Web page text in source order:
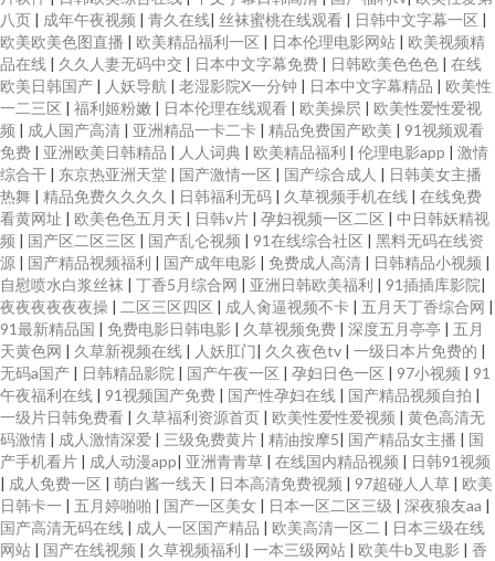
八页 | 成年午夜视频 | 青久在线| 丝袜蜜桃在线观看 | 日韩中文字幕一区 |
欧美欧美色图直播 | 欧美精品福利一区 | 日本伦理电影网站 | 欧美视频精
品在线 | 久久人妻无码中交 | 日本中文字幕免费 | 日韩欧美色色色 | 在线
欧美日韩国产 | 人妖导航 | 老湿影院X一分钟 | 日本中文字幕精品 | 欧美性
一二三区 | 福利姬粉嫩 | 日本伦理在线观看 | 欧美操屄 | 欧美性爱性爱视
频 | 成人国产高清 | 亚洲精品一卡二卡 | 精品免费国产欧美 | 91视频观看
免费 | 亚洲欧美日韩精品 | 人人词典 | 欧美精品福利 | 伦理电影app | 激情
综合干 | 东京热亚洲天堂 | 国产激情一区 | 国产综合成人 | 日韩美女主播
热舞 | 精品免费久久久久 | 日韩福利无码 | 久草视频手机在线 | 在线免费
看黄网址 | 欧美色色五月天 | 日韩v片 | 孕妇视频一区二区 | 中日韩妖精视
频 | 国产区二区三区 | 国产乱仑视频 | 91在线综合社区 | 黑料无码在线资
源 | 国产精品视频福利 | 国产成年电影 | 免费成人高清 | 日韩精品小视频 |
自慰喷水白浆丝袜 | 丁香5月综合网 | 亚洲日韩欧美福利 | 91插插库影院|
夜夜夜夜夜夜操 | 二区三区四区 | 成人肏逼视频不卡 | 五月天丁香综合网 |
91最新精品国 | 免费电影日韩电影 | 久草视频免费 | 深度五月亭亭 | 五月
天黄色网 | 久草新视频在线 | 人妖肛门| 久久夜色tv | 一级日本片免费的 |
无码a国产 | 日韩精品影院 | 国产午夜一区 | 孕妇日色一区 | 97小视频 | 91
午夜福利在线 | 91视频国产免费 | 国产性孕妇在线 | 国产精品视频自拍 |
一级片日韩免费看 | 久草福利资源首页 | 欧美性爱性爱视频 | 黄色高清无
码激情 | 成人激情深爱 | 三级免费黄片 | 精油按摩5| 国产精品女主播 | 国
产手机看片 | 成人动漫app| 亚洲青青草 | 在线国内精品视频 | 日韩91视频
| 成人免费一区 | 萌白酱一线天 | 日本高清免费视频 | 97超碰人人草 | 欧美
日韩卡一 | 五月婷啪啪 | 国产一区美女 | 日本一区二区三级 | 深夜狼友aa |
国产高清无码在线 | 成人一区国产精品 | 欧美高清一区二 | 日本三级在线
网站 | 国产在线视频 | 久草视频福利 | 一本三级网站 | 欧美牛b叉电影 | 香